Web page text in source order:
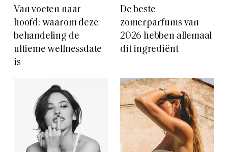
Van voeten naar
hoofd: waarom deze
behandeling de
ultieme wellnessdate
is
De beste
zomerparfums van
2026 hebben allemaal
dit ingrediënt